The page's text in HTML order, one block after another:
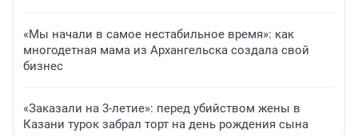
«Мы начали в самое нестабильное время»: как
многодетная мама из Архангельска создала свой
бизнес
«Заказали на 3-летие»: перед убийством жены в
Казани турок забрал торт на день рождения сына